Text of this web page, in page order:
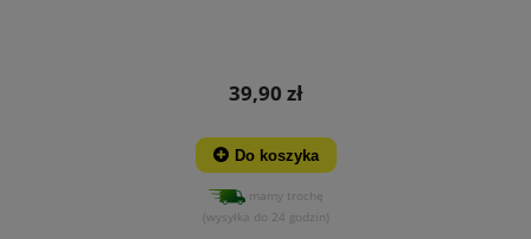
39,90 zł
Do koszyka
mamy trochę
(wysyłka do 24 godzin)